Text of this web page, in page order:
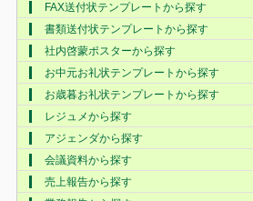
FAX送付状テンプレートから探す
書類送付状テンプレートから探す
社内啓蒙ポスターから探す
お中元お礼状テンプレートから探す
お歳暮お礼状テンプレートから探す
レジュメから探す
アジェンダから探す
会議資料から探す
売上報告から探す